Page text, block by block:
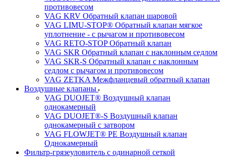
противовесом
VAG KRV Обратный клапан шаровой
VAG LIMU-STOP® Обратный клапан мягкое
уплотнение - с рычагом и противовесом
VAG RETO-STOP Обратный клапан
VAG SKR Обратный клапан с наклонным седлом
VAG SKR-S Обратный клапан с наклонным
седлом с рычагом и противовесом
VAG ZETKA Межфланцевый обратный клапан
Воздушные клапаны
VAG DUOJET® Воздушный клапан
однокамерный
VAG DUOJET®-S Воздушный клапан
однокамерный с затвором
VAG FLOWJET® PE Воздушный клапан
Однокамерный
Фильтр-грязеуловитель с одинарной сеткой